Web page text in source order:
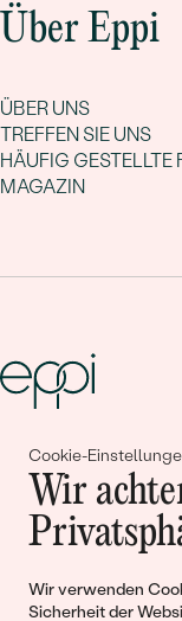
Cookie-
Wir
Wir verwenden
Sicherheit der
Über Eppi
ÜBER UNS
TREFFEN SIE UNS
HÄUFIG GESTELLTE
MAGAZIN
Liebe